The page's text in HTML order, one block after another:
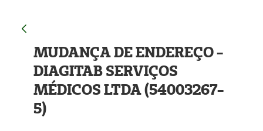
MUDANÇA DE ENDEREÇO -
DIAGITAB SERVIÇOS
MÉDICOS LTDA (54003267-
5)